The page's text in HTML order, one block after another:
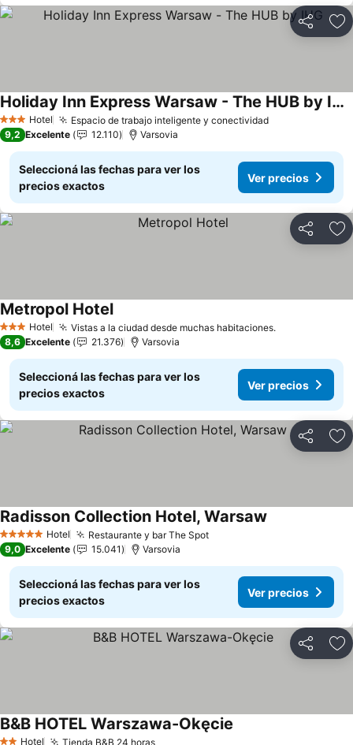
Compartir
3 Estrellas
Hotel Espacio de trabajo inteligente y conectividadVer precios
Holiday Inn Express Warsaw - The HUB by IHG
Ver precios
9,2 Excelente 12.110 Varsovia
Seleccioná las fechas para ver los
precios exactos
Ver precios
Compartir
3 Estrellas
Hotel Vistas a la ciudad desde muchas habitaciones.Ver precios
Metropol HotelVer precios
8,6 Excelente 21.376 Varsovia
Seleccioná las fechas para ver los
precios exactos
Ver precios
Compartir
5 Estrellas Hotel Restaurante y bar The SpotVer precios
Radisson Collection Hotel, Warsaw
9,0 Excelente 15.041 Varsovia
Seleccioná las fechas para ver los
precios exactos
Ver precios
Compartir
Hotel Tienda B&B 24 horas
B&B HOTEL Warszawa-Okęcie